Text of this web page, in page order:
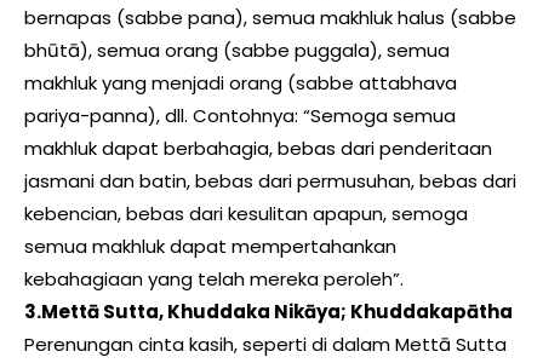
bernapas (sabbe pana), semua makhluk halus (sabbe
bhūtā), semua orang (sabbe puggala), semua
makhluk yang menjadi orang (sabbe attabhava
pariya-panna), dll. Contohnya: “Semoga semua
makhluk dapat berbahagia, bebas dari penderitaan
jasmani dan batin, bebas dari permusuhan, bebas dari
kebencian, bebas dari kesulitan apapun, semoga
semua makhluk dapat mempertahankan
kebahagiaan yang telah mereka peroleh”.
3.Mettā Sutta, Khuddaka Nikāya; Khuddakapātha
Perenungan cinta kasih, seperti di dalam Mettā Sutta